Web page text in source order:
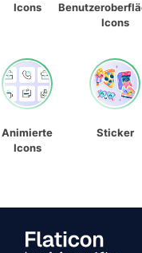
Icons
Icons
Animierte
Icons
Sticker